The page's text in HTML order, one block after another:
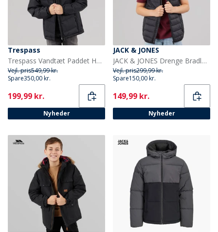
Trespass
Trespass Vandtæt Paddet Hættejakke til Drenge Figo Sort
Vejl. pris549,99 kr.
Spare350,00 kr.
Current
199,99 kr.
Nyheder
JACK & JONES
JACK & JONES Drenge Bradley Let Varmvest Sort
Vejl. pris299,99 kr.
Spare150,00 kr.
Current
149,99 kr.
Nyheder